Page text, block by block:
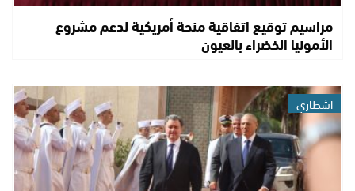
مراسيم توقيع اتفاقية منحة أمريكية لدعم مشروع
الأمونيا الخضراء بالعيون
اشطاري